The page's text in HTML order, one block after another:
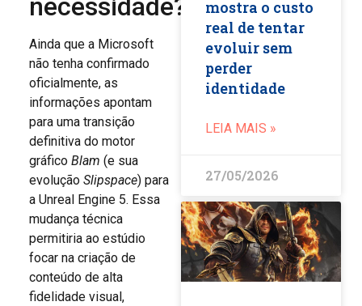
necessidade?
Ainda que a Microsoft
não tenha confirmado
oficialmente, as
informações apontam
para uma transição
definitiva do motor
gráfico Blam (e sua
evolução Slipspace) para
a Unreal Engine 5. Essa
mudança técnica
permitiria ao estúdio
focar na criação de
conteúdo de alta
fidelidade visual,
mostra o custo
real de tentar
evoluir sem
perder
identidade
LEIA MAIS »
27/05/2026